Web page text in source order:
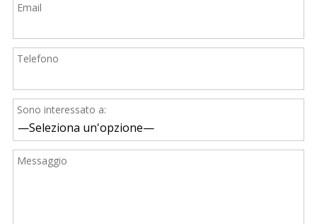
Email
Telefono
Sono interessato a:
Messaggio